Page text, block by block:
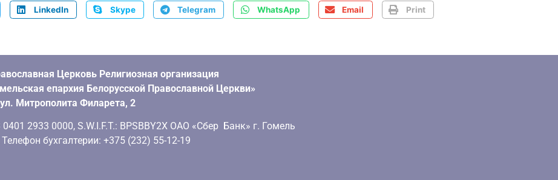
LinkedIn Skype Telegram WhatsApp Email Print
Церковь Религиозная организация
епархия Белорусской Православной Церкви»
Митрополита Филарета, 2
2933 0000, S.W.I.F.T.: BPSBBY2X ОАО «Сбер Банк» г. Гомель
бухгалтерии: +375 (232) 55-12-19